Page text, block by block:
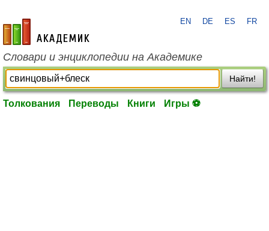
academic.ru
EN DE ES FR
Словари и энциклопедии на Академике
Найти!
Толкования Переводы Книги Игры ⚽